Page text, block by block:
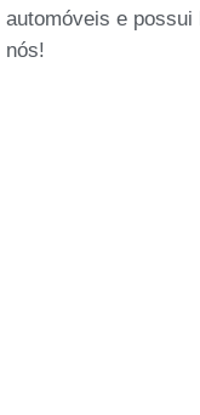
automóveis e
nós!